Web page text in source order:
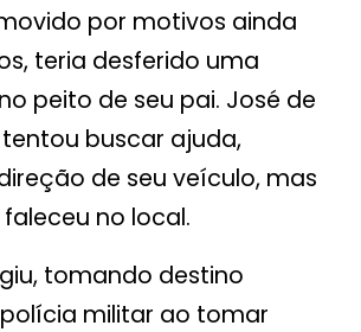
por motivos ainda
teria desferido uma
peito de seu pai. José de
buscar ajuda,
de seu veículo, mas
no local.
tomando destino
militar ao tomar